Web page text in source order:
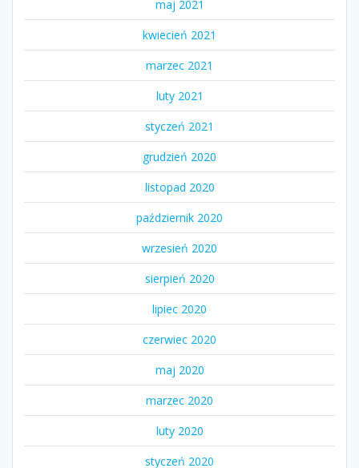
maj 2021
kwiecień 2021
marzec 2021
luty 2021
styczeń 2021
grudzień 2020
listopad 2020
październik 2020
wrzesień 2020
sierpień 2020
lipiec 2020
czerwiec 2020
maj 2020
marzec 2020
luty 2020
styczeń 2020